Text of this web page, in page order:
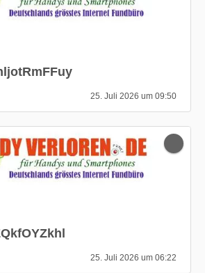
25. Juli 2026 um 09:50
25. Juli 2026 um 06:22